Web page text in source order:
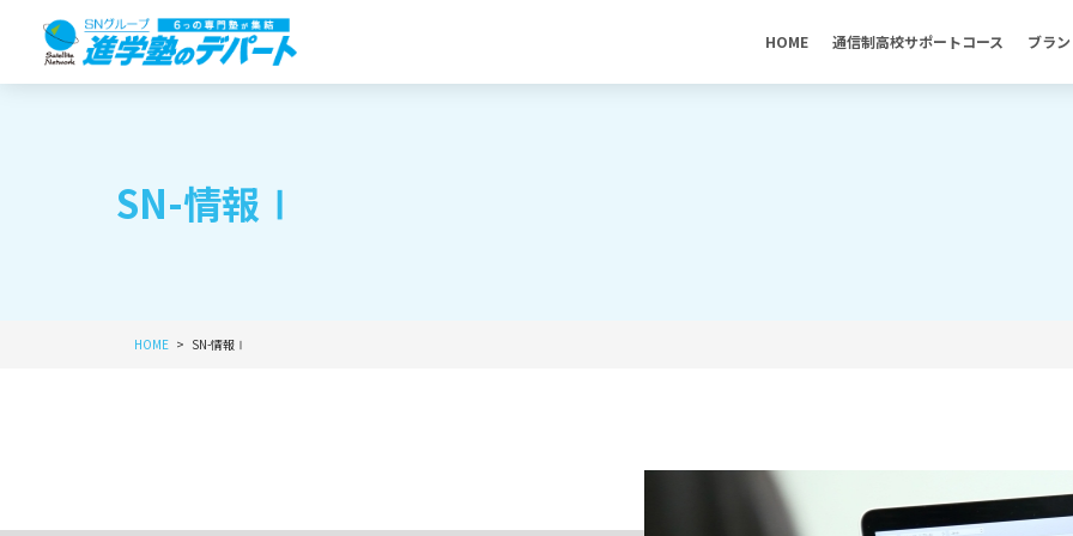
HOME 通信制高校サポートコース ブラ
HOME SN-情報Ⅰ
SN-情報Ⅰ